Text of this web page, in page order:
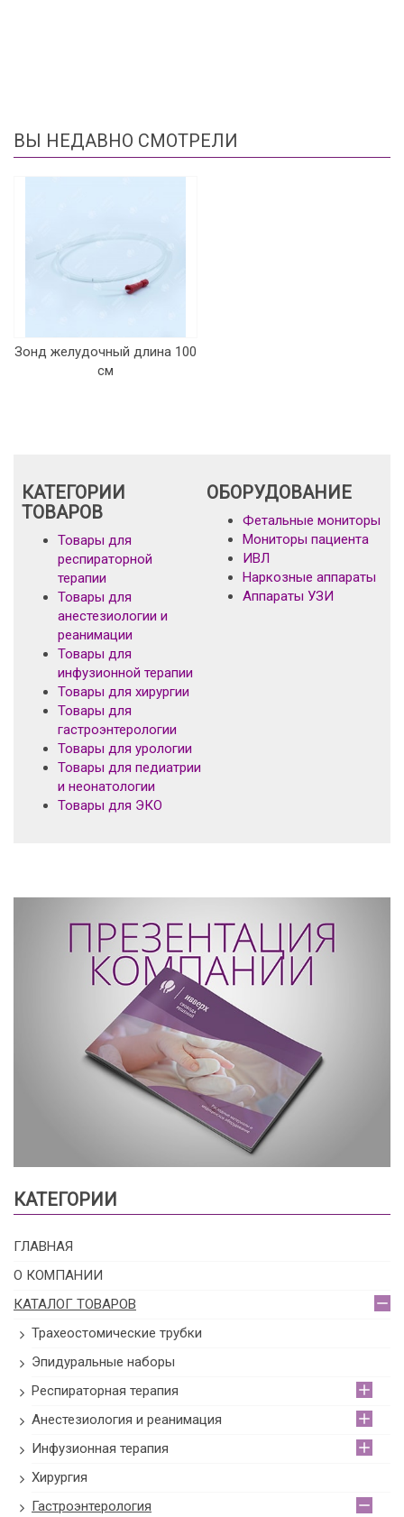
ВЫ НЕДАВНО СМОТРЕЛИ
Зонд желудочный длина 100
см
КАТЕГОРИИ
ТОВАРОВ
Товары для
респираторной
терапии
Товары для
анестезиологии и
реанимации
Товары для
инфузионной терапии
Товары для хирургии
Товары для
гастроэнтерологии
Товары для урологии
Товары для педиатрии
и неонатологии
Товары для ЭКО
ОБОРУДОВАНИЕ
Фетальные мониторы
Мониторы пациента
ИВЛ
Наркозные аппараты
Аппараты УЗИ
КАТЕГОРИИ
ГЛАВНАЯ
О КОМПАНИИ
КАТАЛОГ ТОВАРОВ
Трахеостомические трубки
Эпидуральные наборы
Респираторная терапия
Анестезиология и реанимация
Инфузионная терапия
Хирургия
Гастроэнтерология